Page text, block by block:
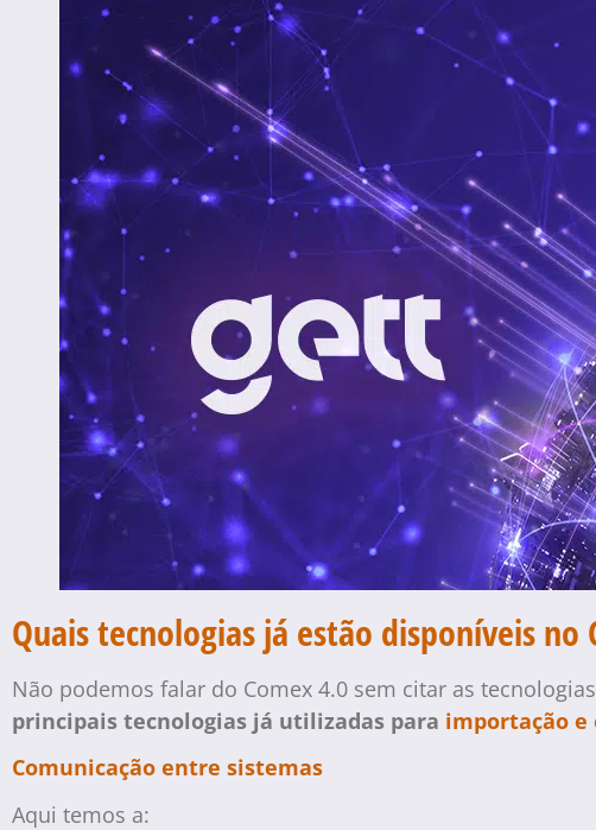
Quais tecnologias já estão disponíveis no
Não podemos falar do Comex 4.0 sem citar as
principais tecnologias já utilizadas para importação e
Comunicação entre sistemas
Aqui temos a: